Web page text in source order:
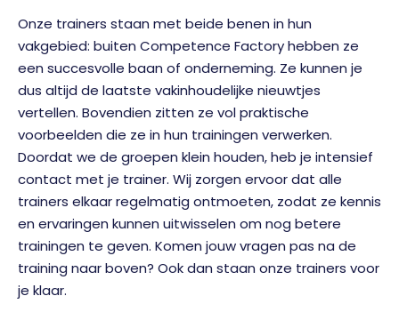
Onze trainers staan met beide benen in hun
vakgebied: buiten Competence Factory hebben ze
een succesvolle baan of onderneming. Ze kunnen je
dus altijd de laatste vakinhoudelijke nieuwtjes
vertellen. Bovendien zitten ze vol praktische
voorbeelden die ze in hun trainingen verwerken.
Doordat we de groepen klein houden, heb je intensief
contact met je trainer. Wij zorgen ervoor dat alle
trainers elkaar regelmatig ontmoeten, zodat ze kennis
en ervaringen kunnen uitwisselen om nog betere
trainingen te geven. Komen jouw vragen pas na de
training naar boven? Ook dan staan onze trainers voor
je klaar.